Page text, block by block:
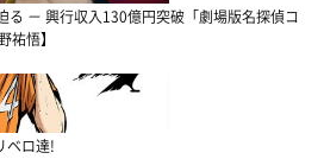
る － 興行収入130億円突破「劇場版名探偵コ
祐悟】
ベロ達!